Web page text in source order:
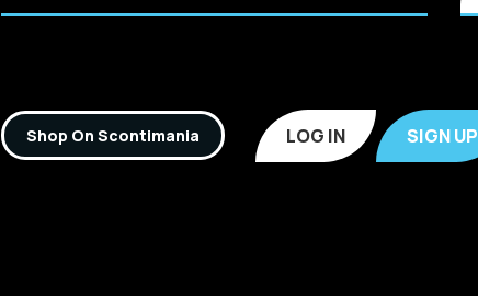
Shop On Scontimania LOG IN SIGN UP